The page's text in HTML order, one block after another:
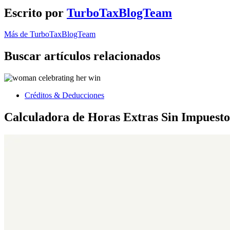
Escrito por TurboTaxBlogTeam
Más de TurboTaxBlogTeam
Buscar artículos relacionados
Créditos & Deducciones
Calculadora de Horas Extras Sin